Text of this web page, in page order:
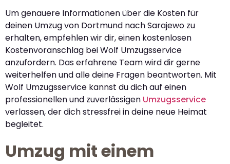
Um genauere Informationen über die Kosten für
deinen Umzug von Dortmund nach Sarajewo zu
erhalten, empfehlen wir dir, einen kostenlosen
Kostenvoranschlag bei Wolf Umzugsservice
anzufordern. Das erfahrene Team wird dir gerne
weiterhelfen und alle deine Fragen beantworten. Mit
Wolf Umzugsservice kannst du dich auf einen
professionellen und zuverlässigen Umzugsservice
verlassen, der dich stressfrei in deine neue Heimat
begleitet.
Umzug mit einem